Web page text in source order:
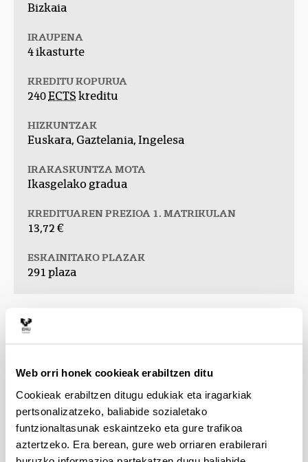
Web orri honek cookieak erabiltzen ditu
Cookieak erabiltzen ditugu edukiak eta iragarkiak
pertsonalizatzeko, baliabide sozialetako
funtzionaltasunak eskaintzeko eta gure trafikoa
aztertzeko. Era berean, gure web orriaren erabilerari
Bizkaia
IRAUPENA
4 ikasturte
KREDITU KOPURUA
240ECTS kreditu
HIZKUNTZAK
Euskara, Gaztelania, Ingelesa
IRAKASKUNTZA MOTA
Ikasgelako gradua
KREDITUAREN PREZIOA 1. MATRIKULAN
13,72 €
ESKAINITAKO PLAZAK
291 plaza
(Beste leiho bat zabalduko du)
Liburuxka